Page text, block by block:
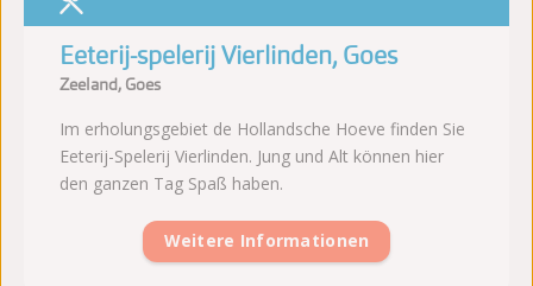
Eeterij-spelerij Vierlinden, Goes
Zeeland, Goes
Im erholungsgebiet de Hollandsche Hoeve finden Sie
Eeterij-Spelerij Vierlinden. Jung und Alt können hier
den ganzen Tag Spaß haben.
Weitere Informationen